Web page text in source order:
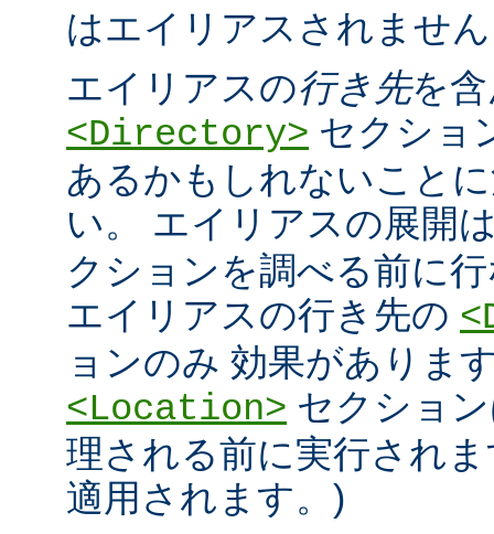
はエイリアスされませ
エイリアスの行き先を
<Directory> セクショ
あるかもしれないこと
い。 エイリアスの展開
クションを調べる前に
エイリアスの行き先の
ョンのみ 効果がありま
<Location> セクショ
理される前に実行され
適用されます。)